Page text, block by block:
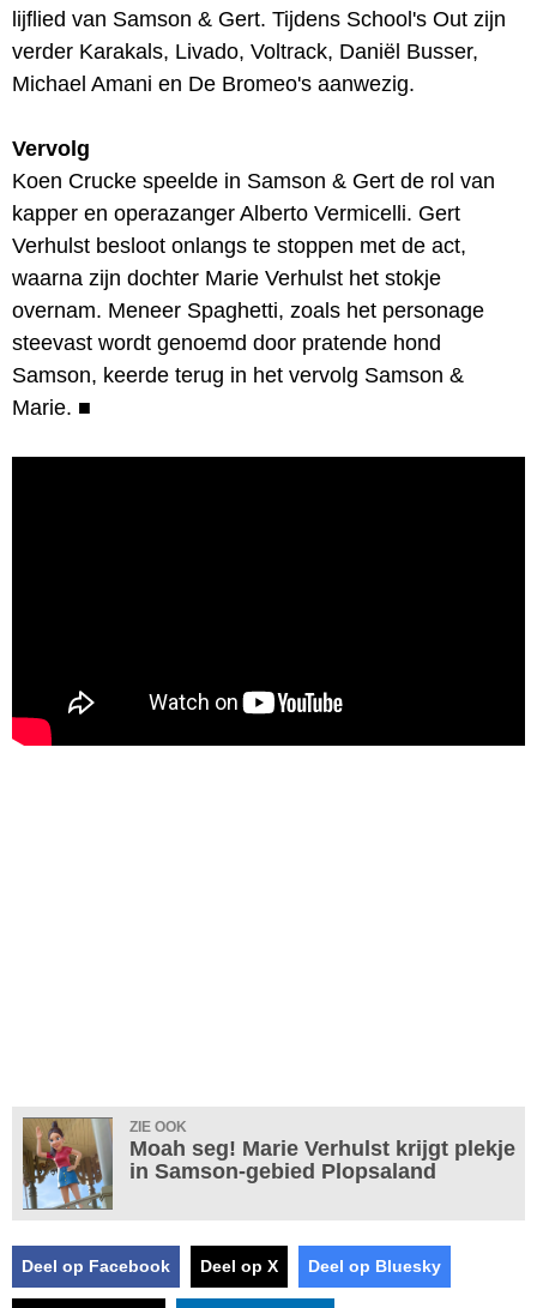
lijflied van Samson & Gert. Tijdens School's Out zijn
verder Karakals, Livado, Voltrack, Daniël Busser,
Michael Amani en De Bromeo's aanwezig.
Vervolg
Koen Crucke speelde in Samson & Gert de rol van
kapper en operazanger Alberto Vermicelli. Gert
Verhulst besloot onlangs te stoppen met de act,
waarna zijn dochter Marie Verhulst het stokje
overnam. Meneer Spaghetti, zoals het personage
steevast wordt genoemd door pratende hond
Samson, keerde terug in het vervolg Samson &
Marie. ■
ZIE OOK
Moah seg! Marie Verhulst krijgt plekje
in Samson-gebied Plopsaland
Deel op Facebook Deel op X Deel op Bluesky